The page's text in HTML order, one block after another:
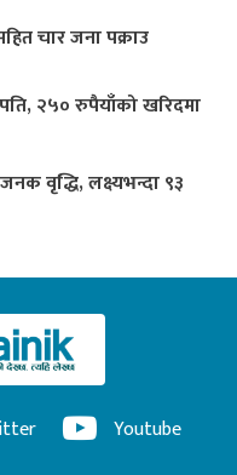
चार जना पक्राउ
२५० रुपैयाँको खरिदमा
वृद्धि, लक्ष्यभन्दा ९३
Youtube